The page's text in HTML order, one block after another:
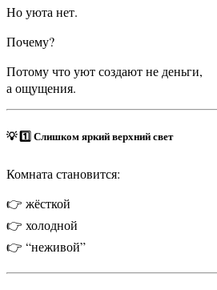
Но уюта нет.
Почему?
Потому что уют создают не деньги,
а ощущения.
💡 1️⃣ Слишком яркий верхний свет
Комната становится:
👉 жёсткой
👉 холодной
👉 “неживой”